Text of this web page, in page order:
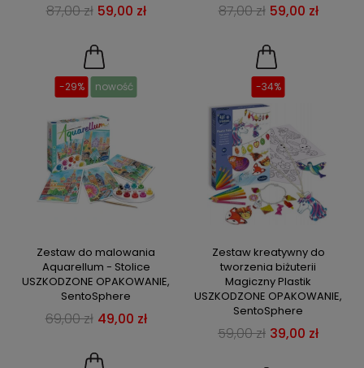
87,00 zł 59,00 zł 87,00 zł 59,00 zł
Zestaw do malowania
Aquarellum - Stolice
USZKODZONE OPAKOWANIE,
SentoSphere
69,00 zł 49,00 zł
-29% nowość
Zestaw kreatywny do
tworzenia biżuterii
Magiczny Plastik
USZKODZONE OPAKOWANIE,
SentoSphere
59,00 zł 39,00 zł
-34%